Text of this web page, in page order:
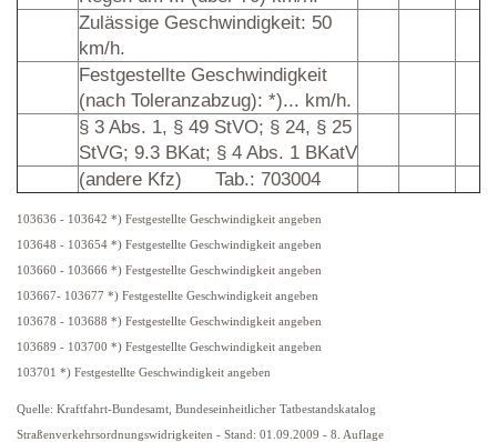
Zulässige Geschwindigkeit: 50
km/h.
Festgestellte Geschwindigkeit
(nach Toleranzabzug): *)... km/h.
§ 3 Abs. 1, § 49 StVO; § 24, § 25
StVG; 9.3 BKat; § 4 Abs. 1 BKatV
(andere Kfz) Tab.: 703004
103636 - 103642 *) Festgestellte Geschwindigkeit angeben
103648 - 103654 *) Festgestellte Geschwindigkeit angeben
103660 - 103666 *) Festgestellte Geschwindigkeit angeben
103667- 103677 *) Festgestellte Geschwindigkeit angeben
103678 - 103688 *) Festgestellte Geschwindigkeit angeben
103689 - 103700 *) Festgestellte Geschwindigkeit angeben
103701 *) Festgestellte Geschwindigkeit angeben
Quelle: Kraftfahrt-Bundesamt, Bundeseinheitlicher Tatbestandskatalog
Straßenverkehrsordnungswidrigkeiten - Stand: 01.09.2009 - 8. Auflage